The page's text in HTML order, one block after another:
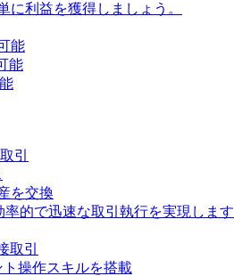
に利益を獲得しましょう。
能
能
引
を交換
的で迅速な取引執行を実現します
取引
操作スキルを搭載